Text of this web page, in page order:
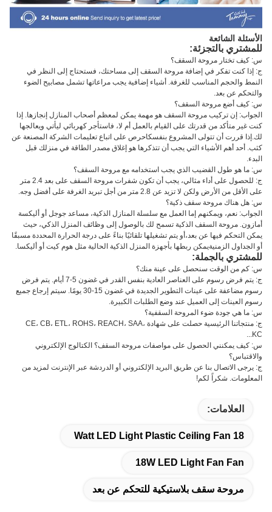
الأسئلة الشائعة
للمشتري بالتجزئة:
س: كيف تختار مروحة السقف؟
ج: إذا كنت تفكر في إضافة مروحة السقف إلى مساحتك، فستحتاج إلى النظر في
النمط والحجم المناسب للغرفة. أشياء إضافية يجب مراعاتها تشمل مصابيح الضوء
والتحكم عن بعد.
س: كيف أضع مروحة السقف؟
الجواب: إن تركيب مروحة السقف هو مهمة يمكن لمعظم أصحاب المنازل إنجازها. إذا
كنت غير متأكد من قدرتك على القيام بالعمل أم لا، فاستأجر كهربائي ليأتي ويعالجها
لك.إذا قررت أن تتولى المشروع بنفسكاحرص على اتباع تعليمات الشركة المصنعة عن
كثب. أحد أهم الأشياء التي يجب أن تتذكرها هو إغلاق مصدر الطاقة في منزلك قبل
البدء.
س: ما هو طول القضيب الذي يجب استخدامه مع مروحة السقف؟
ج: للحصول على أداء مثالي، يجب أن تكون شفرات مروحة السقف على بعد 2.4 متر
على الأقل من الأرض ولكن لا تزيد عن 2.8 متر من أجل تبريد الغرفة على أفضل وجه.
س: هل هناك مروحة سقف ذكية؟
الجواب: نعم، ويمكنهم إما العمل مع سلسلة المنازل الذكية، مساعد جوجل أو أليكسة
أمازون. مروحة السقف الذكية تسمح لك بالوصول إلى وظائف المنزل الذكي، حيث
يمكن التحكم فيها عن بعد،أو يتم تشغيلها تلقائيًا بناءً على درجة الحرارة المحددة مسبقًا
أو الجداول الزمنيةيمكن ربطها بأجهزة المنزل الذكية الحالية مثل هوم كيت أو أليكسا.
للمشتري بالجملة:
س: كم من الوقت سنحصل على عينة منك؟
ج: يتم فرض رسوم على العناصر العادية بنفس القدر في غضون 5-7 أيام. يتم فرض
رسوم مضاعفة على عينات التطوير الجديدة في غضون 15-30 يومًا. سيتم إرجاع جميع
رسوم العينات إلى العميل عند وضع الطلبات الكبيرة.
س: ما هي جودة ضوء المروحة السقفية؟
ج: منتجاتنا الرئيسية حصلت على شهادة CE، CB، ETL، ROHS، REACH، SAA،
KC...
س: كيف يمكنني الحصول على مواصفات مروحة السقف؟ الكتالوج الإلكتروني
والاقتباس؟
ج: يرجى الاتصال بنا عن طريق البريد الإلكتروني أو الدردشة عبر الإنترنت لمزيد من
المعلومات. شكراً لكم!
العلامات:
18 Watt LED Light Plastic Ceiling Fan
18W LED Light Fan Fan
مروحة سقف بلاستيكية للتحكم عن بعد